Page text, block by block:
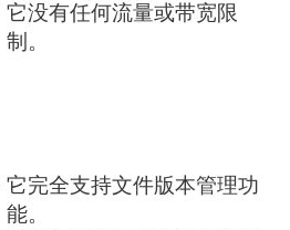
它没有任何流量或带宽限
制。
它完全支持文件版本管理功
能。